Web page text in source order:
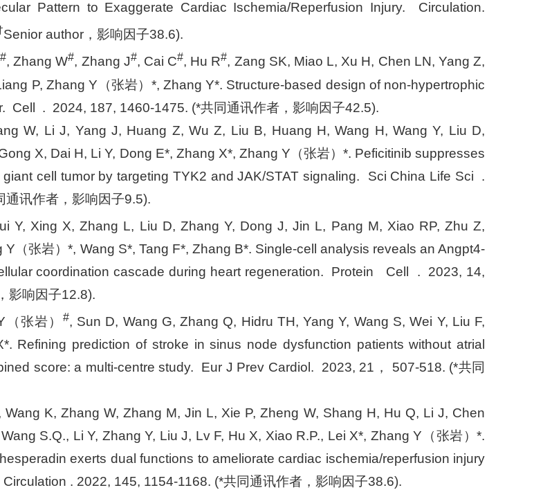
Pattern to Exaggerate Cardiac Ischemia/Reperfusion Injury. Circulation.
Senior author，影响因子38.6).
#, Zhang W#, Zhang J#, Cai C#, Hu R#, Zang SK, Miao L, Xu H, Chen LN, Yang Z,
P, Zhang Y（张岩）*, Zhang Y*. Structure-based design of non-hypertrophic
Cell . 2024, 187, 1460-1475. (*共同通讯作者，影响因子42.5).
W, Li J, Yang J, Huang Z, Wu Z, Liu B, Huang H, Wang H, Wang Y, Liu D,
X, Dai H, Li Y, Dong E*, Zhang X*, Zhang Y（张岩）*. Peficitinib suppresses
cell tumor by targeting TYK2 and JAK/STAT signaling. Sci China Life Sci .
讯作者，影响因子9.5).
Y, Xing X, Zhang L, Liu D, Zhang Y, Dong J, Jin L, Pang M, Xiao RP, Zhu Z,
Y（张岩）*, Wang S*, Tang F*, Zhang B*. Single-cell analysis reveals an Angpt4-
coordination cascade during heart regeneration. Protein Cell . 2023, 14,
影响因子12.8).
张岩） #, Sun D, Wang G, Zhang Q, Hidru TH, Yang Y, Wang S, Wei Y, Liu F,
Refining prediction of stroke in sinus node dysfunction patients without atrial
score: a multi-centre study. Eur J Prev Cardiol. 2023, 21， 507-518. (*共同
K, Zhang W, Zhang M, Jin L, Xie P, Zheng W, Shang H, Hu Q, Li J, Chen
S.Q., Li Y, Zhang Y, Liu J, Lv F, Hu X, Xiao R.P., Lei X*, Zhang Y（张岩）*.
exerts dual functions to ameliorate cardiac ischemia/reperfusion injury
. 2022, 145, 1154-1168. (*共同通讯作者，影响因子38.6).